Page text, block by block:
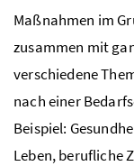
Maßnahmen im
zusammen mit
verschiedene
nach einer
Beispiel:
Leben, berufliche